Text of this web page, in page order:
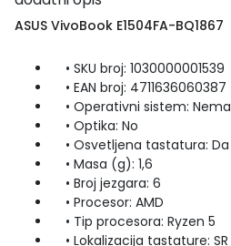
ASUS VivoBook E1504FA-BQ1867
• SKU broj: 1030000001539
• EAN broj: 4711636060387
• Operativni sistem: Nema
• Optika: No
• Osvetljena tastatura: Da
• Masa (g): 1,6
• Broj jezgara: 6
• Procesor: AMD
• Tip procesora: Ryzen 5
• Lokalizacija tastature: SR